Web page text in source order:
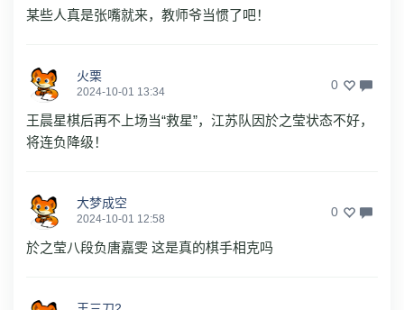
某些人真是张嘴就来，教师爷当惯了吧！
火栗
2024-10-01 13:34 0
王晨星棋后再不上场当“救星”，江苏队因於之莹状态不好，
将连负降级！
大梦成空
2024-10-01 12:58 0
於之莹八段负唐嘉雯 这是真的棋手相克吗